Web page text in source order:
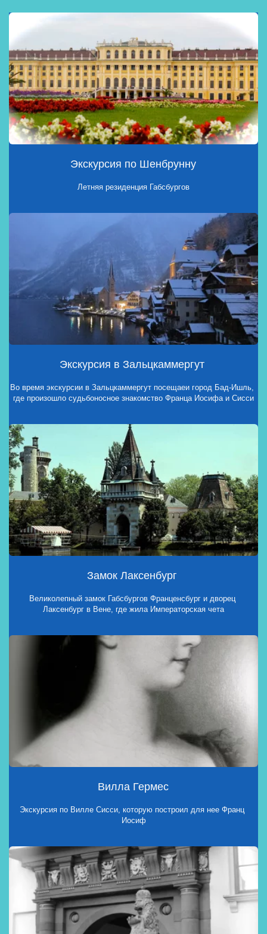
Экскурсия по Шенбрунну
Летняя резиденция Габсбургов
Экскурсия в Зальцкаммергут
Во время экскурсии в Зальцкаммергут посещаеи город Бад-Ишль,
где произошло судьбоносное знакомство Франца Иосифа и Сисси
Замок Лаксенбург
Великолепный замок Габсбургов Франценсбург и дворец
Лаксенбург в Вене, где жила Императорская чета
Вилла Гермес
Экскурсия по Вилле Сисси, которую построил для нее Франц
Иосиф